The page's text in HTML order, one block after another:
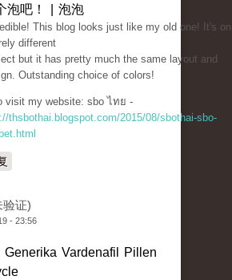
泡吧！ | 泡泡
This blog looks just like my old one! It's
different
but it has pretty much the same layout and
Outstanding choice of colors!
visit my website: sbo ไทย -
thsbothai.blogspot.com/2015/08/sbothai-sbo-
验证)
- 23:56
Generika Vardenafil Pillen